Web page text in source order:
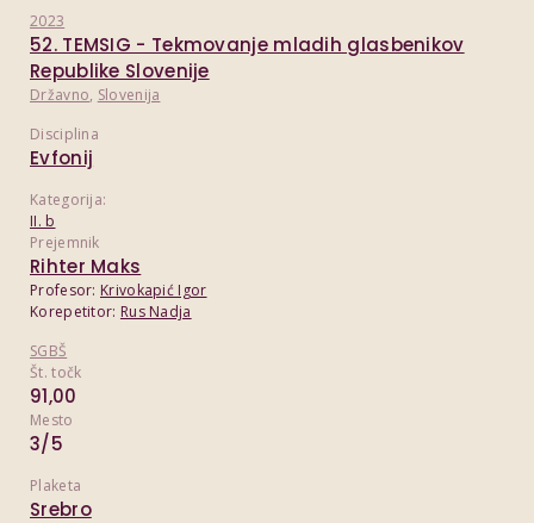
2023
52. TEMSIG - Tekmovanje mladih glasbenikov
Republike Slovenije
Državno, Slovenija
Disciplina
Evfonij
Kategorija:
II. b
Prejemnik
Rihter Maks
Profesor: Krivokapić Igor
Korepetitor: Rus Nadja
SGBŠ
Št. točk
91,00
Mesto
3/5
Plaketa
Srebro